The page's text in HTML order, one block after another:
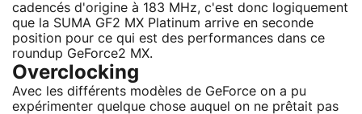
cadencés d'origine à 183 MHz, c'est donc logiquement
que la SUMA GF2 MX Platinum arrive en seconde
position pour ce qui est des performances dans ce
roundup GeForce2 MX.
Overclocking
Avec les différents modèles de GeForce on a pu
expérimenter quelque chose auquel on ne prêtait pas